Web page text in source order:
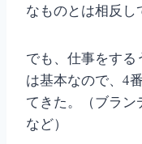
なものとは相反し
でも、仕事をする
は基本なので、4
てきた。（ブラ
など）